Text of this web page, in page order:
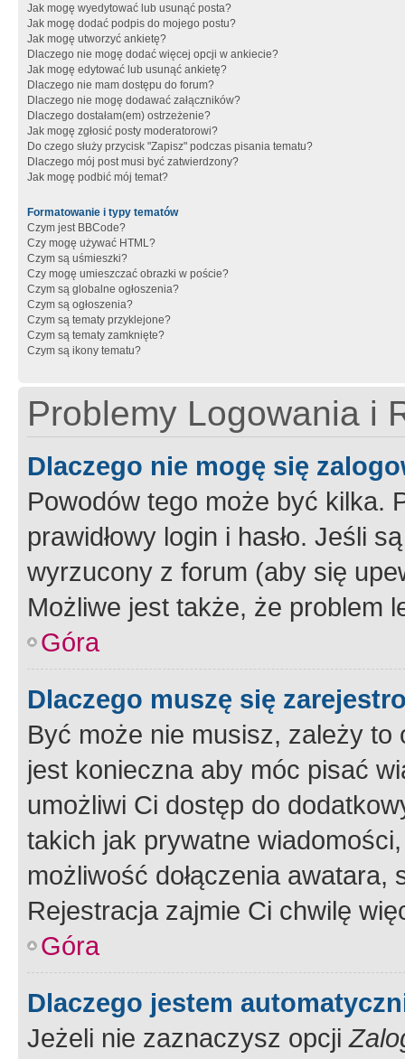
Jak mogę wyedytować lub usunąć posta?
Jak mogę dodać podpis do mojego postu?
Jak mogę utworzyć ankietę?
Dlaczego nie mogę dodać więcej opcji w ankiecie?
Jak mogę edytować lub usunąć ankietę?
Dlaczego nie mam dostępu do forum?
Dlaczego nie mogę dodawać załączników?
Dlaczego dostałam(em) ostrzeżenie?
Jak mogę zgłosić posty moderatorowi?
Do czego służy przycisk "Zapisz" podczas pisania tematu?
Dlaczego mój post musi być zatwierdzony?
Jak mogę podbić mój temat?
Formatowanie i typy tematów
Czym jest BBCode?
Czy mogę używać HTML?
Czym są uśmieszki?
Czy mogę umieszczać obrazki w poście?
Czym są globalne ogłoszenia?
Czym są ogłoszenia?
Czym są tematy przyklejone?
Czym są tematy zamknięte?
Czym są ikony tematu?
Problemy Logowania i
Dlaczego nie mogę się
Powodów tego może być kilka.
prawidłowy login i hasło. Jeśli
wyrzucony z forum (aby się
Możliwe jest także, że problem
Góra
Dlaczego muszę się
Być może nie musisz, zależy
jest konieczna aby móc pisać
umożliwi Ci dostęp do
takich jak prywatne
możliwość dołączenia
Rejestracja zajmie Ci chwilę
Góra
Dlaczego jestem
Jeżeli nie zaznaczysz opcji